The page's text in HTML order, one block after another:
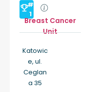
#
1
Breast Cancer
Unit
Katowic
e, ul.
Ceglan
a 35